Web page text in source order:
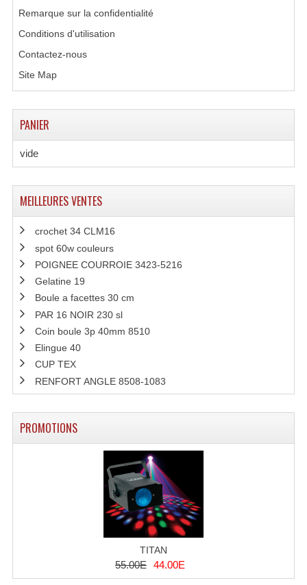
Lecteurs Double Cd MP3
Lecteurs Lasers Simple Et Mp3 (rack 19")
Minidisc
Microphones Scène Et Studio
Micro Sans Fil HF VHF 200MHZ
Micros De Studio
Microphones De Surface
Multi-Effets, Reverbes Etc...
Peripheriques Traitements Et Accessoires
Portes Voix Mégaphones
Remarque sur la confidentialité
Conditions d'utilisation
Contactez-nous
Site Map
PANIER
vide
MEILLEURES VENTES
crochet 34 CLM16
spot 60w couleurs
POIGNEE COURROIE 3423-5216
Gelatine 19
Boule a facettes 30 cm
PAR 16 NOIR 230 sl
Coin boule 3p 40mm 8510
Elingue 40
CUP TEX
RENFORT ANGLE 8508-1083
PROMOTIONS
TITAN
55.00E 44.00E